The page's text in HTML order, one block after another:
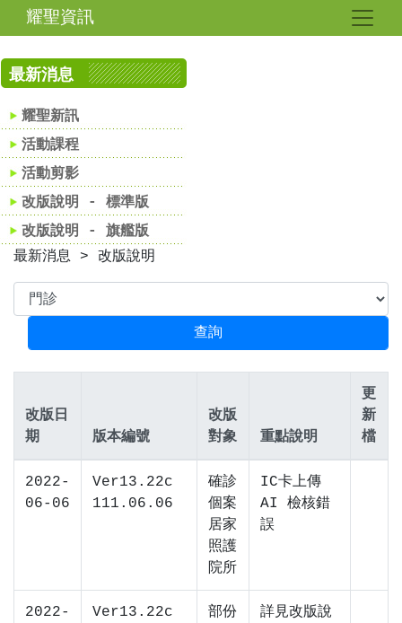
耀聖資訊
最新消息
耀聖新訊
活動課程
活動剪影
改版說明 - 標準版
改版說明 - 旗艦版
最新消息 > 改版說明
改版日
期
版本編號
改版
對象
重點說明
更
新
檔
2022-
06-06
Ver13.22c
111.06.06
確診
個案
居家
照護
院所
IC卡上傳
AI 檢核錯
誤
2022-
Ver13.22c
部份
詳見改版說